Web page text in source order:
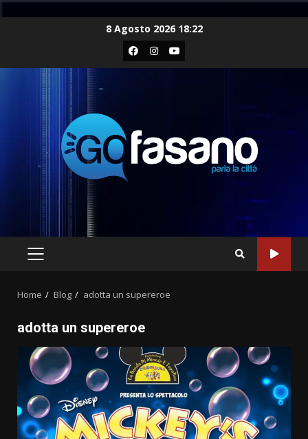
8 Agosto 2026 18:22
Facebook
Instagram
Youtube
PRIMARY
Home Blog adotta un supereroe
adotta un supereroe